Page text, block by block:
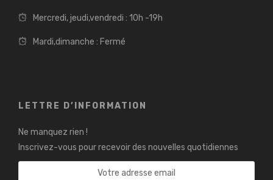
Mercredi, jeudi,vendredi : 10h -19h
Mardi,dimanche : Fermé
LETTRE D’INFORMATION
Ne manquez rien !
Inscrivez-vous pour recevoir des nouvelles quotidiennes